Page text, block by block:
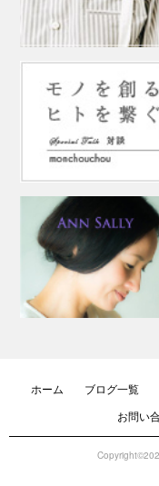
ホーム ブログ一覧
お問い